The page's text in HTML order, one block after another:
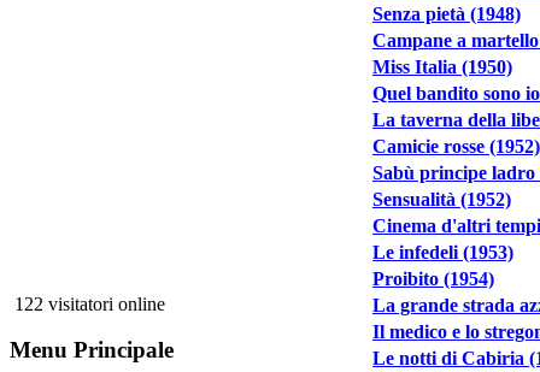
122 visitatori online
Menu Principale
Senza pietà (1948)
Campane a
Miss Italia (1950)
Quel bandito sono
La taverna della
Camicie rosse (1952)
Sabù principe ladro
Sensualità (1952)
Cinema d'altri
Le infedeli (1953)
Proibito (1954)
La grande strada
Il medico e lo
Le notti di Cabiria